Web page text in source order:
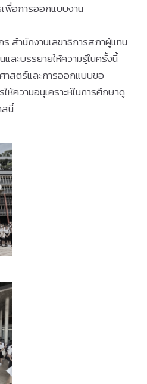
พื่อการออกแบบงาน
สำนักงานเลขาธิการสภาผู้แทน
ละบรรยายให้ความรู้ในครั้งนี้
สตร์และการออกแบบขอ
ความอนุเคราะห์ในการศึกษาดู
สนี้